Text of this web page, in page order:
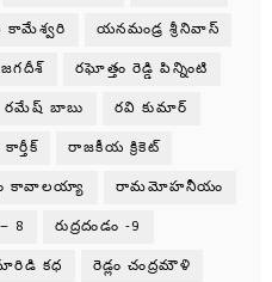
యనమండ్ర శ్రీనివాస్
రఘోత్తం రెడ్డి పిన్నింటి
రమేష్ బాబు రవి కుమార్
రాజకీయ క్రికెట్
కావాలయ్యా రామమోహనీయం
8 రుద్రదండం -9
కధ రెడ్లం చంద్రమౌళి